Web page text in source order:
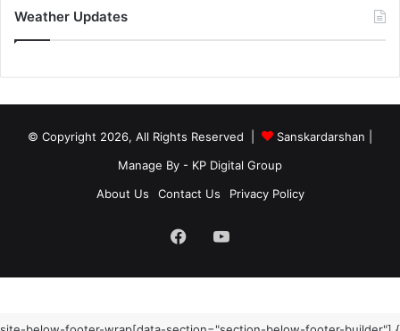
Weather Updates
© Copyright 2026, All Rights Reserved | Sanskardarshan
Manage By - KP Digital Group
About Us
Contact Us Privacy Policy
FacebookYouTube